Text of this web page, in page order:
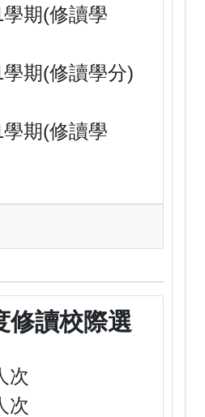
學期(修讀學
期(修讀學分)
期(修讀學
修讀校際選
次
次